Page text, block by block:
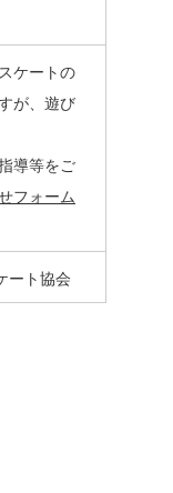
ケートの
が、遊び
導等をご
フォーム
ート協会